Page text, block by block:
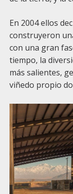
En 2004 ellos
construyeron
con una gran
tiempo, la
más salientes,
viñedo propio